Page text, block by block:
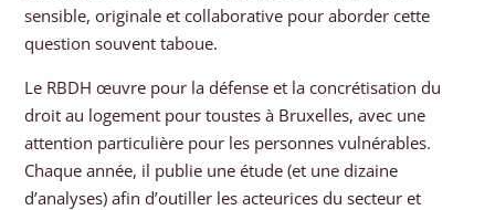
sensible, originale et collaborative pour aborder cette
question souvent taboue.
Le RBDH œuvre pour la défense et la concrétisation du
droit au logement pour toustes à Bruxelles, avec une
attention particulière pour les personnes vulnérables.
Chaque année, il publie une étude (et une dizaine
d’analyses) afin d’outiller les acteurices du secteur et